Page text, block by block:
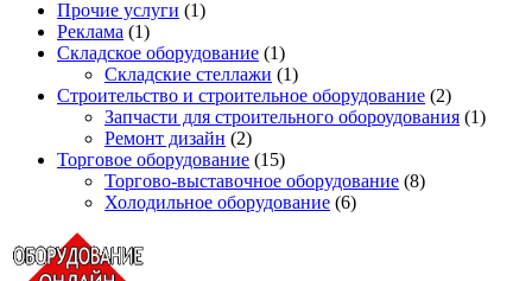
Прочие услуги (1)
Реклама (1)
Складское оборудование (1)
Складские стеллажи (1)
Строительство и строительное оборудование (2)
Запчасти для строительного обороудования (1)
Ремонт дизайн (2)
Торговое оборудование (15)
Торгово-выставочное оборудование (8)
Холодильное оборудование (6)